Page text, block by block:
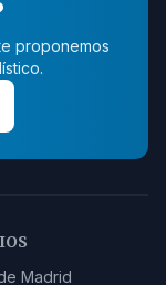
proponemos
Madrid